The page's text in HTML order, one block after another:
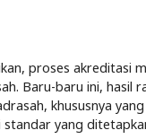
proses akreditasi
Baru-baru ini, hasil
khususnya
yang